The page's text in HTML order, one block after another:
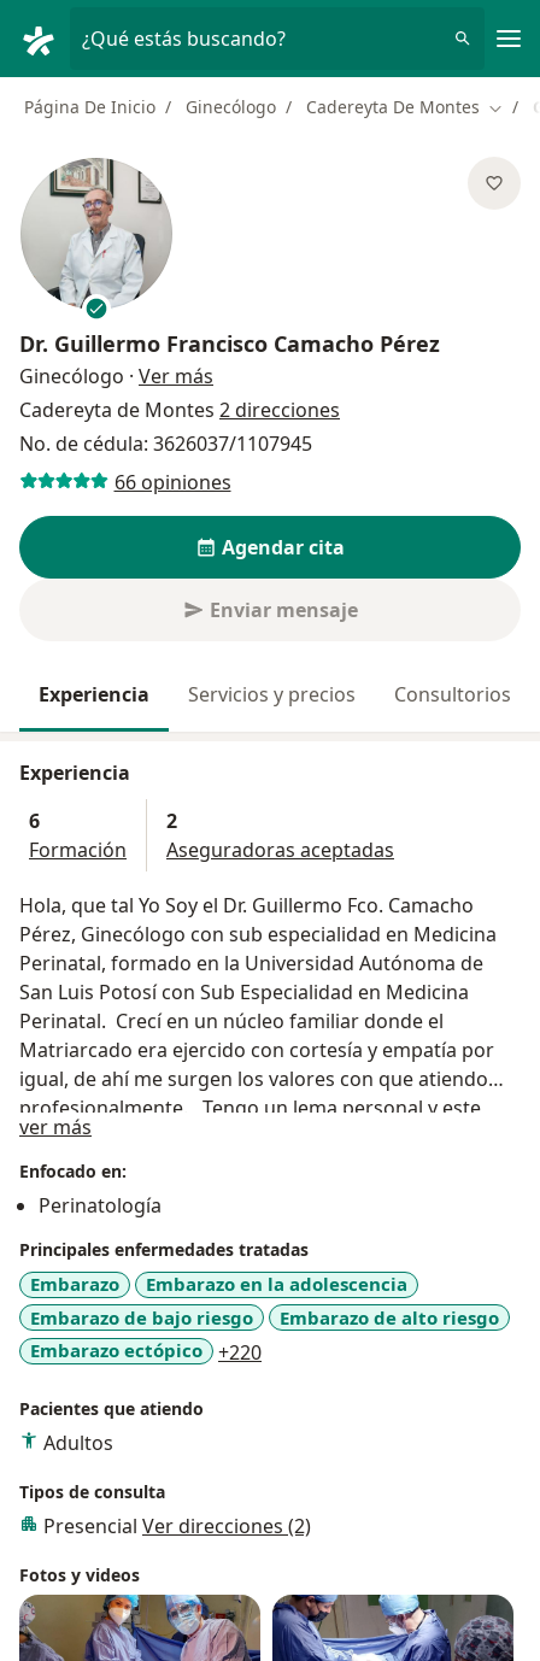
¿Qué estás buscando?
Página De Inicio Ginecólogo Cadereyta De Montes
Dr. Guillermo Francisco Camacho Pérez
Ginecólogo · Ver más
Cadereyta de Montes 2 direcciones
No. de cédula: 3626037/1107945
66 opiniones
Agendar cita
Enviar mensaje
Experiencia Servicios y precios Consultorios
Experiencia
6
Formación
2
Aseguradoras aceptadas
Hola, que tal Yo Soy el Dr. Guillermo Fco. Camacho
Pérez, Ginecólogo con sub especialidad en Medicina
Perinatal, formado en la Universidad Autónoma de
San Luis Potosí con Sub Especialidad en Medicina
Perinatal. Crecí en un núcleo familiar donde el
Matriarcado era ejercido con cortesía y empatía por
igual, de ahí me surgen los valores con que atiendo
profesionalmente. Tengo un lema personal y este
deriva de la convivencia familiar: VEN...YO TE
ESCUCHO, y esto lo ves reflejado en mi atención.
Tengo una experiencia de 34 años atendiendo con
Dedicación, Honestidad, Respeto y en la Verdad. estoy
para Servirte.
ver más
Enfocado en:
Perinatología
Principales enfermedades tratadas
Embarazo
Embarazo en la adolescencia
Embarazo de bajo riesgo
Embarazo de alto riesgo
Embarazo ectópico
+220a11y_sr_more_diseases
Pacientes que atiendo
Adultos
Tipos de consulta
Presencial Ver direcciones (2)
Fotos y videos